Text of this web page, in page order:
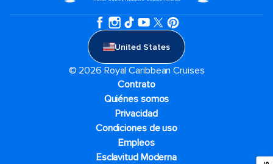
United States
© 2026 Royal Caribbean Cruises
Contrato
Quiénes somos
Privacidad
Condiciones de uso
Empleos
Esclavitud Moderna